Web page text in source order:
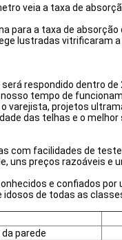
veia a taxa de
para a taxa de
lustradas vitrificaram
respondido dentro de
tempo de
varejista, projetos
das telhas e o
com facilidades de
uns preços razoáveis
e confiados
idosos de todas as
parede